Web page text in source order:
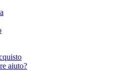
aiuto?